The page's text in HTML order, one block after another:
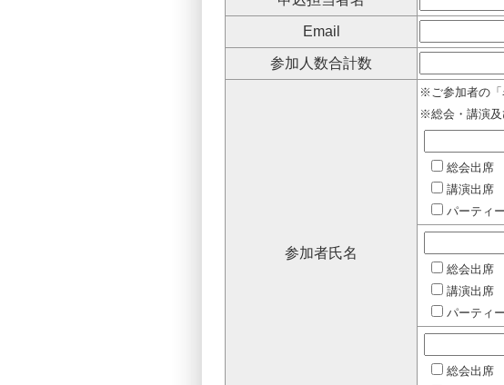
Email
参加人数合計数
参加者氏名
※ご参加者の「
※総会・講演及
総会出席
講演出席
パーティ
総会出席
講演出席
パーティ
総会出席